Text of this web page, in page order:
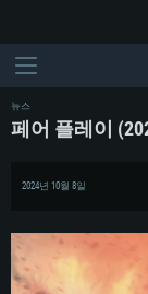
뉴스
페어 플레이
2024년 10월 8일